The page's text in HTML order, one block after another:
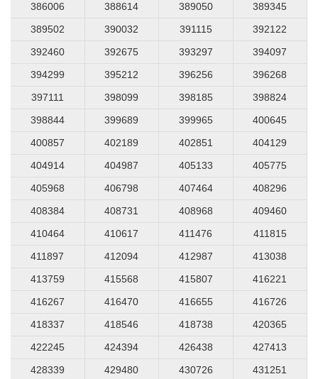
386006
388614 389050
389345
389502
390032 391115
392122
392460
392675 393297
394097
394299
395212 396256
396268
397111
398099 398185
398824
398844
399689 399965
400645
400857
402189 402851
404129
404914
404987 405133
405775
405968
406798 407464
408296
408384
408731 408968
409460
410464
410617 411476
411815
411897
412094 412987
413038
413759
415568 415807
416221
416267
416470 416655
416726
418337
418546 418738
420365
422245
424394 426438
427413
428339
429480 430726
431251